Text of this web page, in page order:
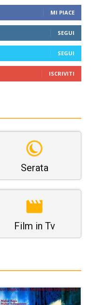
MI PIACE
SEGUI
SEGUI
ISCRIVITI
Serata
Film in Tv